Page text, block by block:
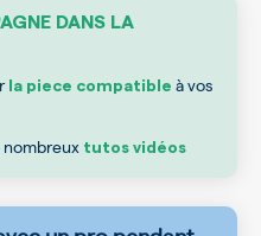
DANS LA
la piece compatible à vos
nombreux tutos vidéos